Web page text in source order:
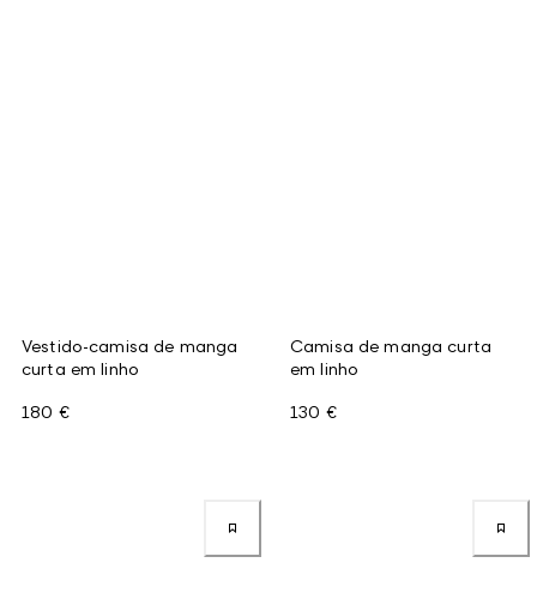
Vestido-camisa de manga
curta em linho
180 €
Camisa de manga curta
em linho
130 €